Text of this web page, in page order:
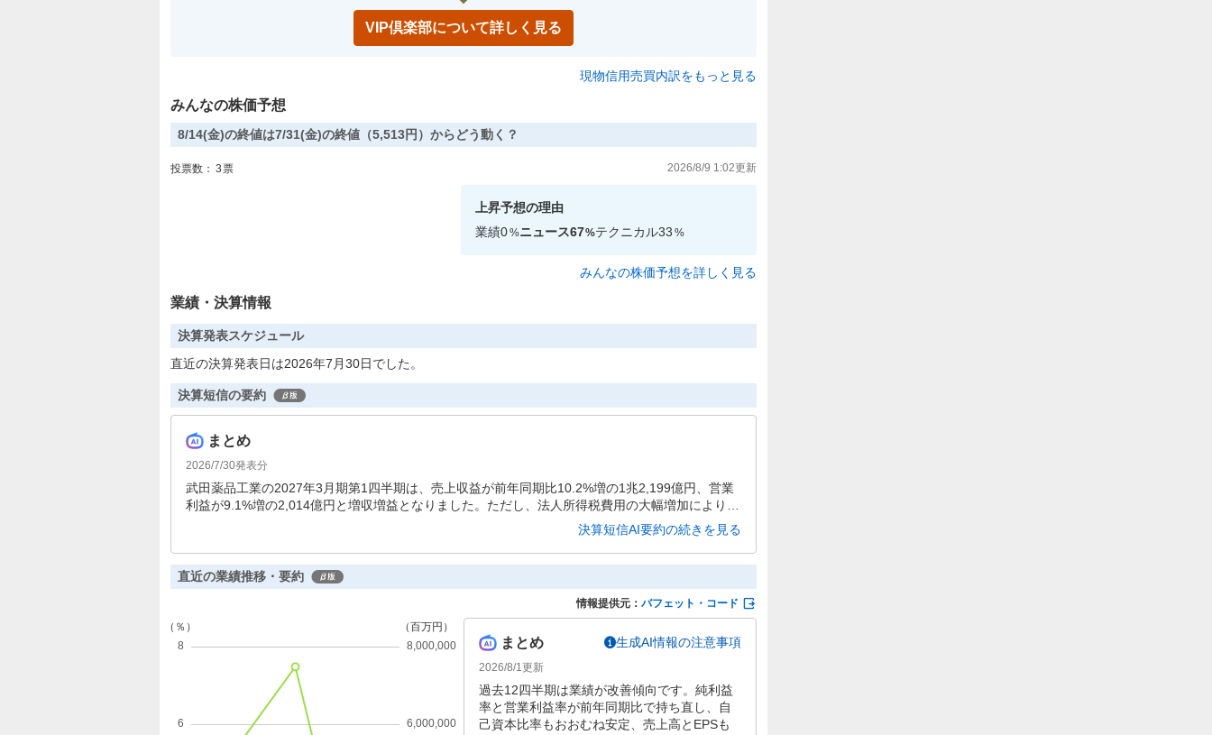
VIP倶楽部について詳しく見る
現物信用売買内訳をもっと見る
みんなの株価予想
8/14(金)の終値は7/31(金)の終値（5,513円）からどう動く？
投票数： 3票 2026/8/9 1:02更新
上昇予想の理由
業績0%ニュース67%テクニカル33 %
みんなの株価予想を詳しく見る
業績・決算情報
決算発表スケジュール
直近の決算発表日は2026年7月30日でした。
決算短信の要約
まとめ
2026/7/30発表分
武田薬品工業の2027年3月期第1四半期は、売上収益が前年同期比10.2%増の1兆2,199億円、営業
利益が9.1%増の2,014億円と増収増益となりました。ただし、法人所得税費用の大幅増加により親
会社帰属の四半期利益は8.9%減の1,132億円と減益。通期予想は据え置かれています。
決算短信AI要約の続きを見る
直近の業績推移・要約
情報提供元： バフェット・コード
まとめ 生成AI情報の注意事項
2026/8/1 更新
過去12四半期は業績が改善傾向です。純利益
率と営業利益率が前年同期比で持ち直し、自
己資本比率もおおむね安定、売上高とEPSも